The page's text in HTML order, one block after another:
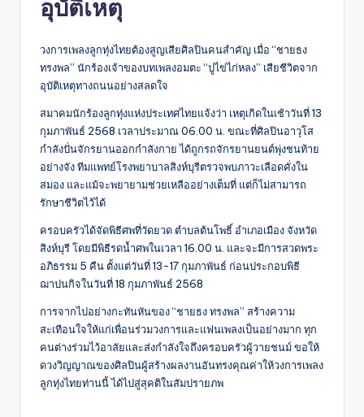
อุบัติเหตุ
วงการเพลงลูกทุ่งไทยต้องสูญเสียศิลปินคนสำคัญ เมื่อ “ชายธง
ทรงพล” นักร้องเจ้าของบทเพลงอมตะ “ปูไข่ไก่หลง” เสียชีวิตจาก
อุบัติเหตุทางถนนอย่างสลดใจ
สมาคมนักร้องลูกทุ่งแห่งประเทศไทยแจ้งว่า เหตุเกิดในเช้าวันที่ 13
กุมภาพันธ์ 2568 เวลาประมาณ 06.00 น. ขณะที่ศิลปินอาวุโส
กำลังปั่นจักรยานออกกำลังกาย ได้ถูกรถจักรยานยนต์พุ่งชนท้าย
อย่างจัง ทีมแพทย์โรงพยาบาลสิงห์บุรีตรวจพบภาวะเลือดคั่งใน
สมอง และแม้จะพยายามช่วยเหลืออย่างเต็มที่ แต่ก็ไม่สามารถ
รักษาชีวิตไว้ได้
ครอบครัวได้จัดพิธีศพที่วัดยวด ตำบลต้นโพธิ์ อำเภอเมือง จังหวัด
สิงห์บุรี โดยมีพิธีรดน้ำศพในเวลา 16.00 น. และจะมีการสวดพระ
อภิธรรม 5 คืน ตั้งแต่วันที่ 13-17 กุมภาพันธ์ ก่อนประกอบพิธี
ฌาปนกิจในวันที่ 18 กุมภาพันธ์ 2568
การจากไปอย่างกะทันหันของ “ชายธง ทรงพล” สร้างความ
สะเทือนใจให้แก่เพื่อนร่วมวงการและแฟนเพลงเป็นอย่างมาก ทุก
คนต่างร่วมไว้อาลัยและส่งกำลังใจถึงครอบครัวผู้วายชนม์ ขอให้
ดวงวิญญาณของศิลปินผู้สร้างผลงานอันทรงคุณค่าให้วงการเพลง
ลูกทุ่งไทยท่านนี้ ได้ไปสู่สุคติในสัมปรายภพ